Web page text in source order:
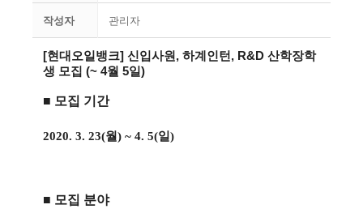
작성자 관리자
[현대오일뱅크] 신입사원, 하계인턴, R&D 산학장학
생 모집 (~ 4월 5일)
■ 모집 기간
2020. 3. 23(월) ~ 4. 5(일)
■ 모집 분야